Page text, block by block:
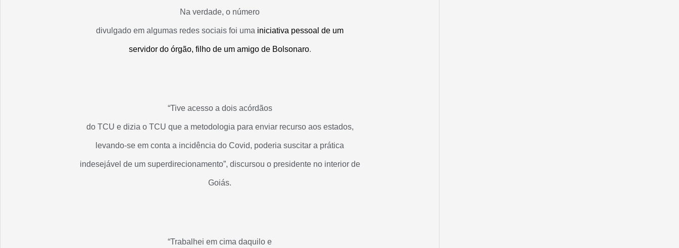
Na verdade, o número
divulgado em algumas redes sociais foi uma iniciativa pessoal de um
servidor do órgão, filho de um amigo de Bolsonaro.
“Tive acesso a dois acórdãos
do TCU e dizia o TCU que a metodologia para enviar recurso aos estados,
levando-se em conta a incidência do Covid, poderia suscitar a prática
indesejável de um superdirecionamento”, discursou o presidente no interior de
Goiás.
“Trabalhei em cima daquilo e